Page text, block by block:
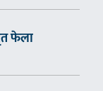
फेला